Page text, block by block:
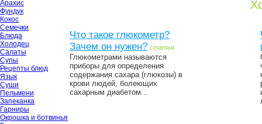
Арахис
Фундук
Кокос
Семечки
Блюда
Холодец
Салаты
Супы
Рецепты блюд
Язык
Суши
Пельмени
Запеканка
Гарниры
Окрошка и ботвинья
Что такое глюкометр?
Зачем он нужен? статья
Глюкометрами называются
приборы для определения
содержания сахара (глюкозы) в
крови людей, болеющих
сахарным диабетом...